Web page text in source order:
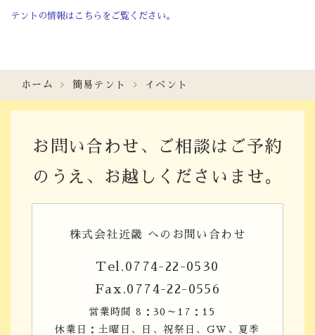
テントの情報はこちらをご覧ください。
ホーム 簡易テント イベント
お問い合わせ、ご相談はご予約
のうえ、お越しくださいませ。
株式会社近畿 へのお問い合わせ
Tel.0774-22-0530
Fax.0774-22-0556
営業時間 8：30～17：15
休業日：土曜日、日、祝祭日、GW、夏季